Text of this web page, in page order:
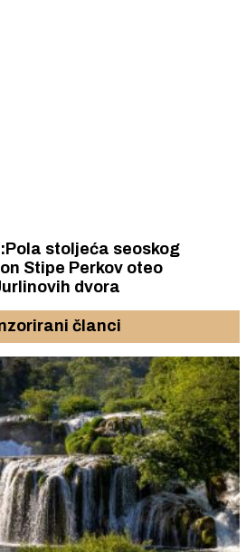
stoljeća seoskog
dvora
članci